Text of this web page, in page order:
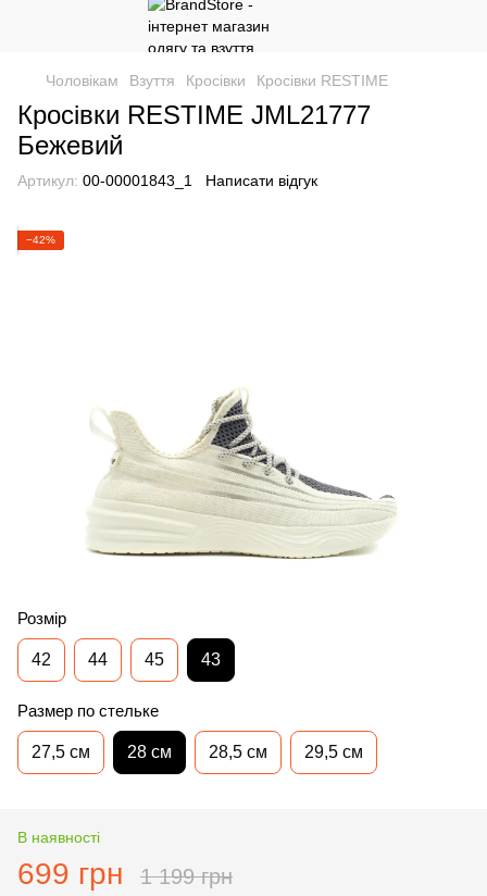
Чоловікам Взуття Кросівки Кросівки RESTIME
Кросівки RESTIME JML21777
Бежевий
Артикул: 00-00001843_1 Написати відгук
−42%
Розмір
42 44 45 43
Размер по стельке
27,5 см 28 см 28,5 см 29,5 см
В наявності
699 грн 1 199 грн